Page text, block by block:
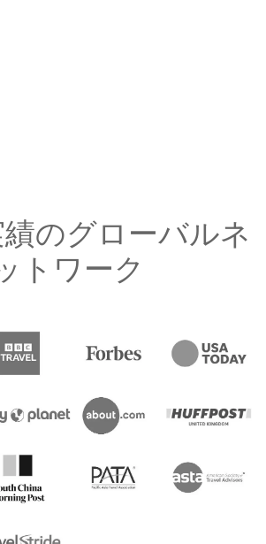
のグローバルネ
トワーク